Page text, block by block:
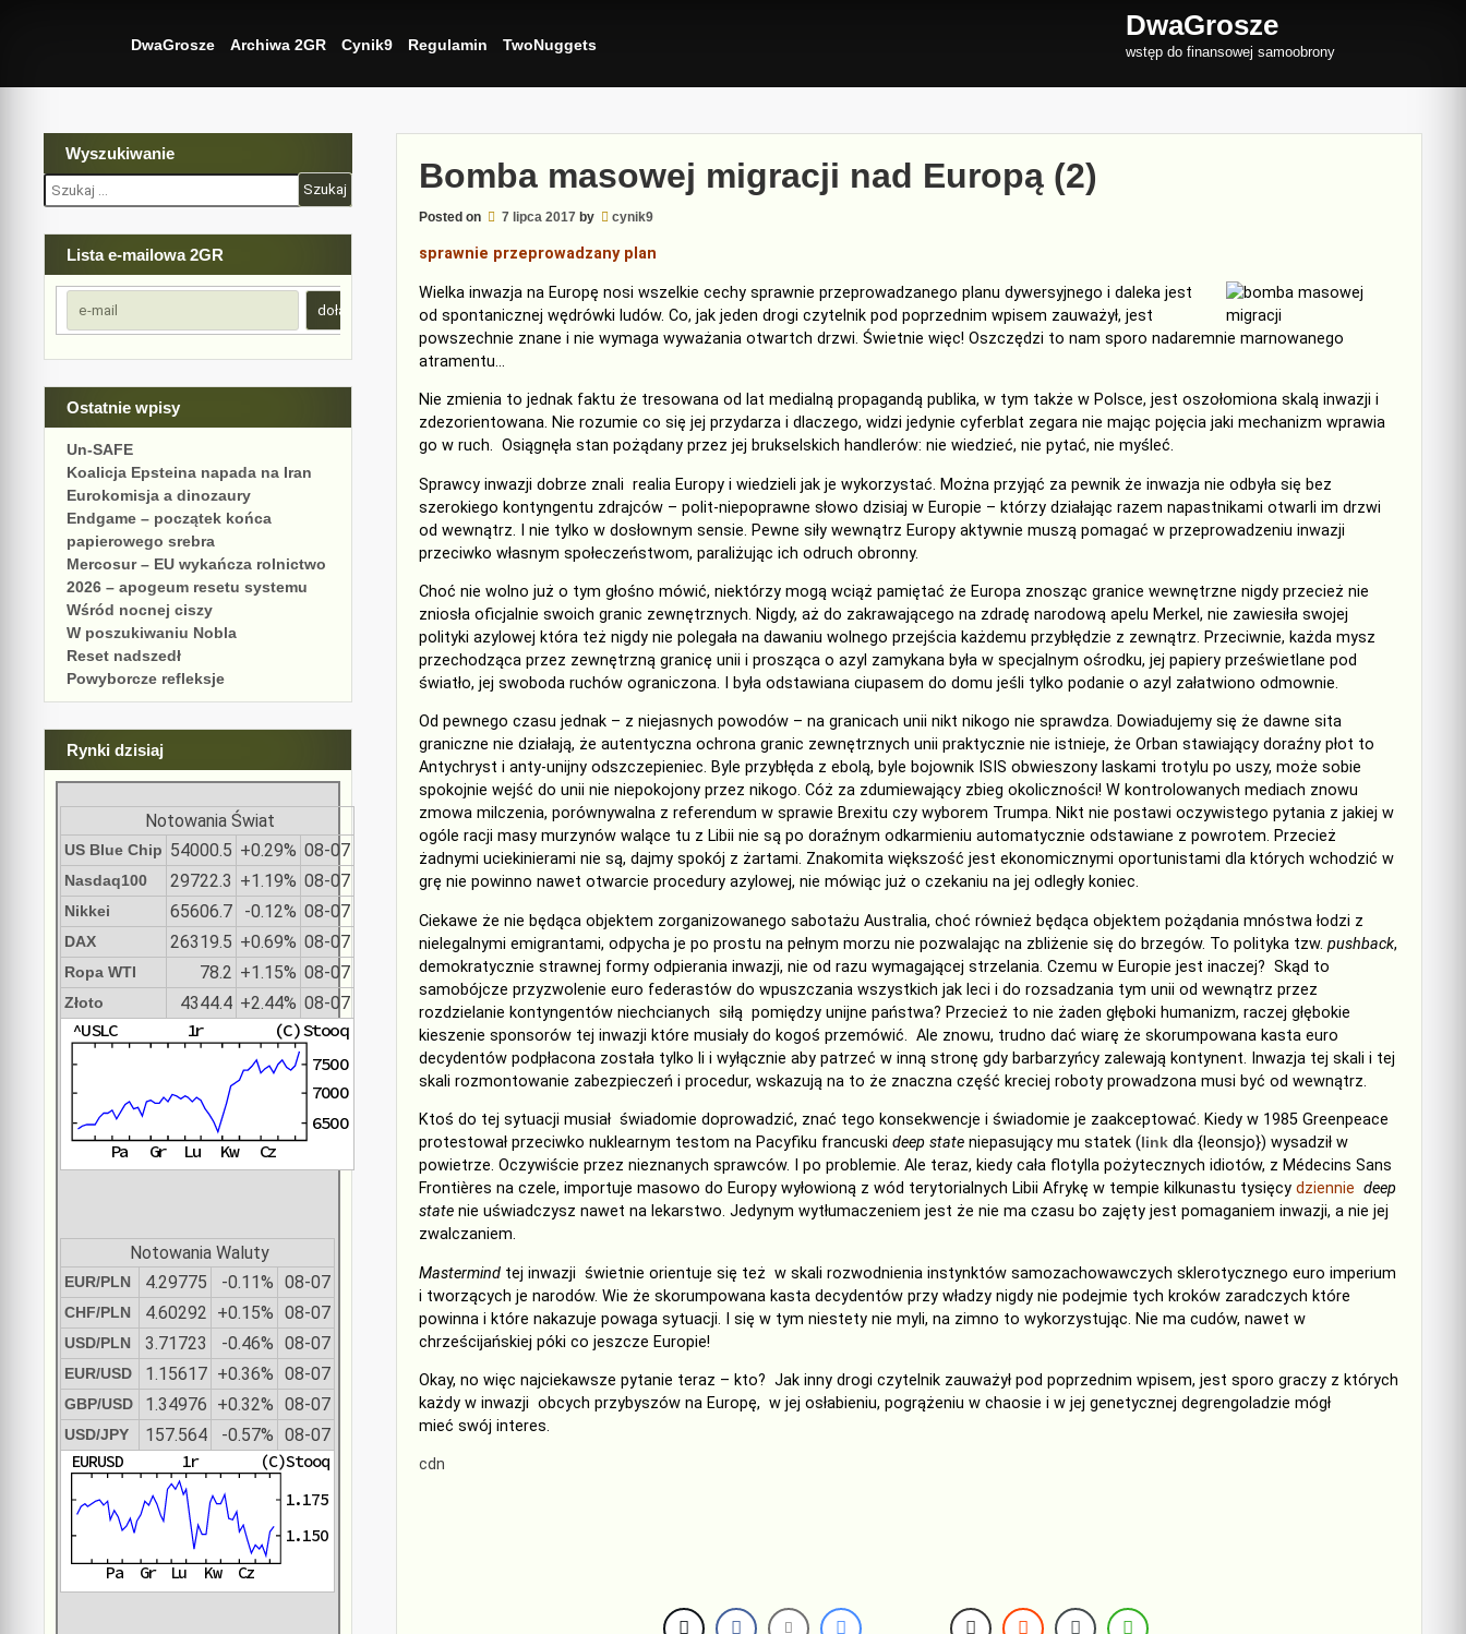
DwaGrosze Archiwa 2GR Cynik9 Regulamin TwoNuggets
DwaGrosze
wstęp do finansowej samoobrony
Bomba masowej migracji nad Europą (2)
Posted on 7 lipca 2017by cynik9
sprawnie przeprowadzany plan
Wielka inwazja na Europę nosi wszelkie cechy sprawnie przeprowadzanego planu dywersyjnego i daleka jest
od spontanicznej wędrówki ludów. Co, jak jeden drogi czytelnik pod poprzednim wpisem zauważył, jest
powszechnie znane i nie wymaga wyważania otwartch drzwi. Świetnie więc! Oszczędzi to nam sporo nadaremnie marnowanego
atramentu…
Nie zmienia to jednak faktu że tresowana od lat medialną propagandą publika, w tym także w Polsce, jest oszołomiona skalą inwazji i
zdezorientowana. Nie rozumie co się jej przydarza i dlaczego, widzi jedynie cyferblat zegara nie mając pojęcia jaki mechanizm wprawia
go w ruch. Osiągnęła stan pożądany przez jej brukselskich handlerów: nie wiedzieć, nie pytać, nie myśl eć.
Sprawcy inwazji dobrze znali realia Europy i wiedzieli jak je wykorzystać. Można przyjąć za pewnik że inwazja nie odbyła się bez
szerokiego kontyngentu zdrajców – polit-niepoprawne słowo dzisiaj w Europie – którzy działając razem napastnikami otwarli im drzwi
od wewnątrz. I nie tylko w dosłownym sensie. Pewne siły wewnątrz Europy aktywnie muszą pomagać w przeprowadzeniu inwazji
przeciwko własnym społeczeństwom, paraliżując ich odruch obronny.
Choć nie wolno już o tym głośno mówić, niektórzy mogą wciąż pamiętać że Europa znosząc granice wewnętrzne nigdy przecież nie
zniosła oficjalnie swoich granic zewnętrznych. Nigdy, aż do zakrawającego na zdradę narodową apelu Merkel, nie zawiesiła swojej
polityki azylowej która też nigdy nie polegała na dawaniu wolnego przejścia każdemu przybłędzie z zewnątrz. Przeciwnie, każda mysz
przechodząca przez zewnętrzną granicę unii i prosząca o azyl zamykana była w specjalnym ośrodku, jej papiery prześwietlane pod
światło, jej swoboda ruchów ograniczona. I była odstawiana ciupasem do domu jeśli tylko podanie o azyl załatwiono odmownie.
Od pewnego czasu jednak – z niejasnych powodów – na granicach unii nikt nikogo nie sprawdza. Dowiadujemy się że dawne sita
graniczne nie działają, że autentyczna ochrona granic zewnętrznych unii praktycznie nie istnieje, że Orban stawiający doraźny płot to
Antychryst i anty-unijny odszczepieniec. Byle przybłęda z ebolą, byle bojownik ISIS obwieszony laskami trotylu po uszy, może sobie
spokojnie wejść do unii nie niepokojony przez nikogo. Cóż za zdumiewający zbieg okoliczności! W kontrolowanych mediach znowu
zmowa milczenia, porównywalna z referendum w sprawie Brexitu czy wyborem Trumpa. Nikt nie postawi oczywistego pytania z jakiej w
ogóle racji masy murzynów walące tu z Libii nie są po doraźnym odkarmieniu automatycznie odstawiane z powrotem. Przecież
żadnymi uciekinierami nie są, dajmy spokój z żartami. Znakomita większość jest ekonomicznymi oportunistami dla których wchodzić w
grę nie powinno nawet otwarcie procedury azylowej, nie mówiąc już o czekaniu na jej odległy koniec.
Ciekawe że nie będąca objektem zorganizowanego sabotażu Australia, choć również będąca objektem pożądania mnóstwa łodzi z
nielegalnymi emigrantami, odpycha je po prostu na pełnym morzu nie pozwalając na zbliżenie się do brzegów. To polityka tzw. pushback,
demokratycznie strawnej formy odpierania inwazji, nie od razu wymagającej strzelania. Czemu w Europie jest inaczej? Skąd to
samobójcze przyzwolenie euro federastów do wpuszczania wszystkich jak leci i do rozsadzania tym unii od wewnątrz przez
rozdzielanie kontyngentów niechcianych siłą pomiędzy unijne państwa? Przecież to nie żaden głęboki humanizm, raczej głębokie
kieszenie sponsorów tej inwazji które musiały do kogoś przemówić. Ale znowu, trudno dać wiarę że skorumpowana kasta euro
decydentów podpłacona została tylko li i wyłącznie aby patrzeć w inną stronę gdy barbarzyńcy zalewają kontynent. Inwazja tej skali i tej
skali rozmontowanie zabezpieczeń i procedur, wskazują na to że znaczna część kreciej roboty prowadzona musi być od wewnątrz.
Ktoś do tej sytuacji musiał świadomie doprowadzić, znać tego konsekwencje i świadomie je zaakceptować. Kiedy w 1985 Greenpeace
protestował przeciwko nuklearnym testom na Pacyfiku francuski deep stateniepasujący mu statek (linkdla {leonsjo}) wysadził w
powietrze. Oczywiście przez nieznanych sprawców. I po problemie. Ale teraz, kiedy cała flotylla pożytecznych idiotów, z Médecins Sans
Frontières na czele, importuje masowo do Europy wyłowioną z wód terytorialnych Libii Afrykę w tempie kilkunastu tysięcy dziennie deep
state nie uświadczysz nawet na lekarstwo. Jedynym wytłumaczeniem jest że nie ma czasu bo zajęty jest pomaganiem inwazji, a nie jej
zwalczaniem.
Mastermind tej inwazji świetnie orientuje się też w skali rozwodnienia instynktów samozachowawczych sklerotycznego euro imperium
i tworzących je narodów. Wie że skorumpowana kasta decydentów przy władzy nigdy nie podejmie tych kroków zaradczych które
powinna i które nakazuje powaga sytuacji. I się w tym niestety nie myli, na zimno to wykorzystując. Nie ma cudów, nawet w
chrześcijańskiej póki co jeszcze Europie!
Okay, no więc najciekawsze pytanie teraz – kto? Jak inny drogi czytelnik zauważył pod poprzednim wpisem, jest sporo graczy z których
każdy w inwazji obcych przybyszów na Europę, w jej osłabieniu, pogrążeniu w chaosie i w jej genetycznej degrengoladzie mógł
mieć swój interes.
cdn
Wyszukiwanie
Szukaj:
Lista e-mailowa 2GR
Ostatnie wpisy
Un-SAFE
Koalicja Epsteina napada na Iran
Eurokomisja a dinozaury
Endgame – początek końca
papierowego srebra
Mercosur – EU wykańcza rolnictwo
2026 – apogeum resetu systemu
Wśród nocnej ciszy
W poszukiwaniu Nobla
Reset nadszedł
Powyborcze refleksje
Rynki dzisiaj
Notowania Świat
US Blue Chip 54000.5 +0.29% 08-07
Nasdaq100 29722.3 +1.19% 08-07
Nikkei 65606.7 -0.12% 08-07
DAX 26319.5 +0.69% 08-07
Ropa WTI 78.2 +1.15% 08-07
Złoto 4344.4 +2.44% 08-07
Notowania Waluty
EUR/PLN 4.29775 -0.11% 08-07
CHF/PLN 4.60292 +0.15% 08-07
USD/PLN 3.71723 -0.46% 08-07
EUR/USD 1.15617 +0.36% 08-07
GBP/USD 1.34976 +0.32% 08-07
USD/JPY 157.564 -0.57% 08-07